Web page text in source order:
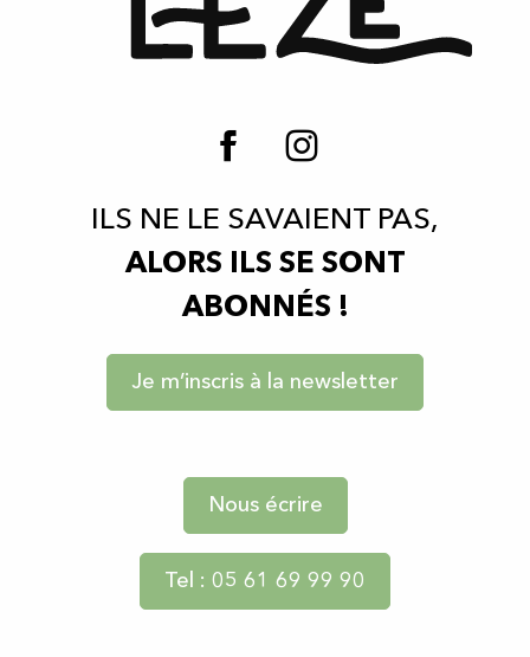
ILS NE LE SAVAIENT PAS,
ALORS ILS SE SONT
ABONNÉS !
Je m’inscris à la newsletter
Nous écrire
Tel : 05 61 69 99 90